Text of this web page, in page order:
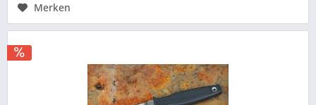
Merken